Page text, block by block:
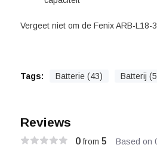
Vergeet niet om de Fenix ARB-
Tags: Batterie (43) Batterij
Reviews
0from 5 Based on